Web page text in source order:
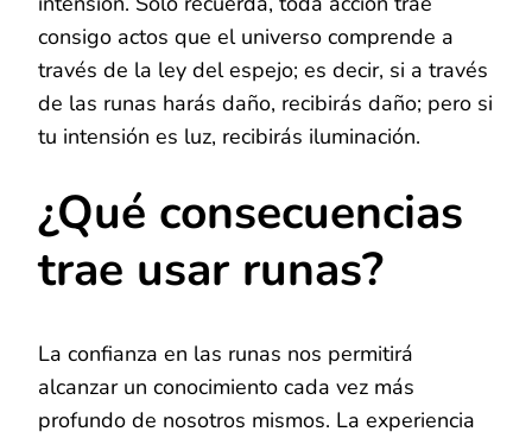
consigo actos que el universo comprende a
través de la ley del espejo; es decir, si a través
de las runas harás daño, recibirás daño; pero si
tu intensión es luz, recibirás iluminación.
¿Qué consecuencias
trae usar runas?
La confianza en las runas nos permitirá
alcanzar un conocimiento cada vez más
profundo de nosotros mismos. La experiencia